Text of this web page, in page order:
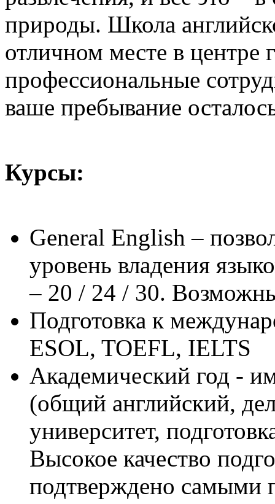
природы. Школа
отличном месте в центре
профессиональные
ваше пребывание
Курсы:
General English –
уровень владения
– 20 / 24 / 30.
Подготовка к
ESOL, TOEFL, IELTS
Академический год -
(общий английский,
университет,
Высокое качество
подтверждено самыми